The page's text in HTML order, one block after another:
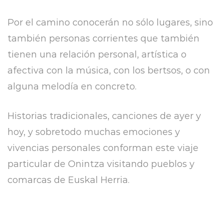
Por el camino conocerán no sólo lugares, sino
también personas corrientes que también
tienen una relación personal, artística o
afectiva con la música, con los bertsos, o con
alguna melodía en concreto.
Historias tradicionales, canciones de ayer y
hoy, y sobretodo muchas emociones y
vivencias personales conforman este viaje
particular de Onintza visitando pueblos y
comarcas de Euskal Herria.